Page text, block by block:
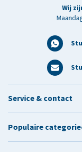
Wij
Service & contact
Populaire